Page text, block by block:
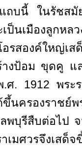
ถบนี้ ในรัชสมั
เป็นเมืองลูก
อรสองค์ใหญ่เส
างป้อม ขุดคู แล
ศ. 1912 พระร
ขึ้นครองราชย์พ
ลพบุรีสืบต่อไป
เมศวรจึงเสด็